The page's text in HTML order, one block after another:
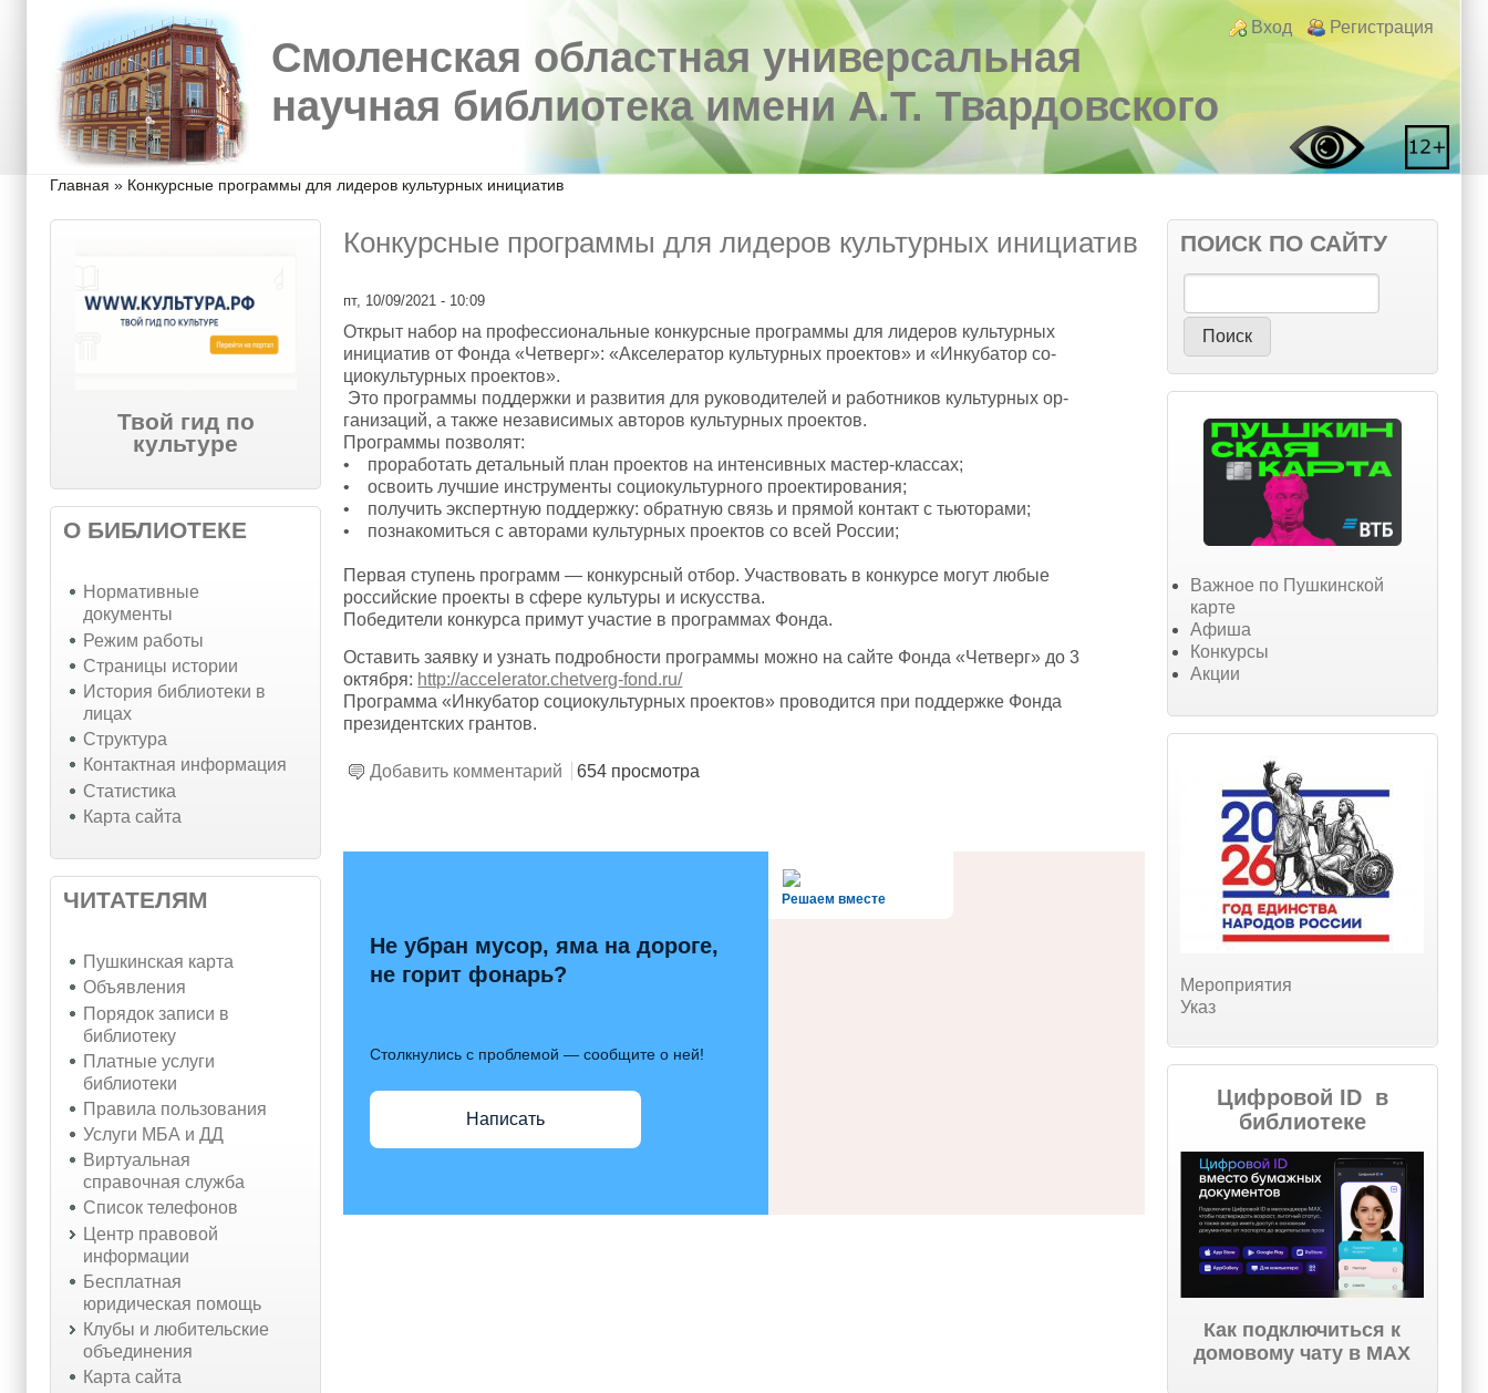
Перейти к основному содержанию
Skip to search
Login links
Вход Регистрация
Смоленская областная универсальная
научная библиотека имени А.Т. Твардовского
Вы здесь
Главная » Конкурсные программы для лидеров культурных инициатив
Твой гид по
культуре
О БИБЛИОТЕКЕ
Нормативные
документы
Режим работы
Страницы истории
История библиотеки в
лицах
Структура
Контактная информация
Статистика
Карта сайта
ЧИТАТЕЛЯМ
Пушкинская карта
Объявления
Порядок записи в
библиотеку
Платные услуги
библиотеки
Правила пользования
Услуги МБА и ДД
Виртуальная
справочная служба
Список телефонов
Центр правовой
информации
Бесплатная
юридическая помощь
Клубы и любительские
объединения
Карта сайта
Конкурсные программы для лидеров культурных инициатив
пт, 10/09/2021 - 10:09
Открыт набор на профессиональные конкурсные программы для лидеров культурных
инициатив от Фонда «Четверг»: «Акселератор культурных проектов» и «Инкубатор со-
циокультурных проектов».
Это программы поддержки и развития для руководителей и работников культурных ор-
ганизаций, а также независимых авторов культурных проектов.
Программы позволят:
• проработать детальный план проектов на интенсивных мастер-классах;
• освоить лучшие инструменты социокультурного проектирования;
• получить экспертную поддержку: обратную связь и прямой контакт с тьюторами;
• познакомиться с авторами культурных проектов со всей России;
Первая ступень программ — конкурсный отбор. Участвовать в конкурсе могут любые
российские проекты в сфере культуры и искусства.
Победители конкурса примут участие в программах Фонда.
Оставить заявку и узнать подробности программы можно на сайте Фонда «Четверг» до 3
октября: http://accelerator.chetverg-fond.ru/
Программа «Инкубатор социокультурных проектов» проводится при поддержке Фонда
президентских грантов.
Добавить комментарий 654 просмотра
alt='Госуслуги' />
Решаем вместе
Не убран мусор, яма на дороге,
не горит фонарь?
Столкнулись с проблемой — сообщите о ней!
Написать
ПОИСК ПО САЙТУ
Важное по Пушкинской
карте
Афиша
Конкурсы
Акции
Мероприятия
Указ
Цифровой ID в
библиотеке
Как подключиться к
домовому чату в МАХ